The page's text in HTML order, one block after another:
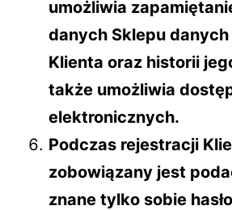
umożliwia
danych Sklepu
Klienta oraz historii
także umożliwia
elektronicznych.
Podczas rejestracji
zobowiązany jest
znane tylko sobie